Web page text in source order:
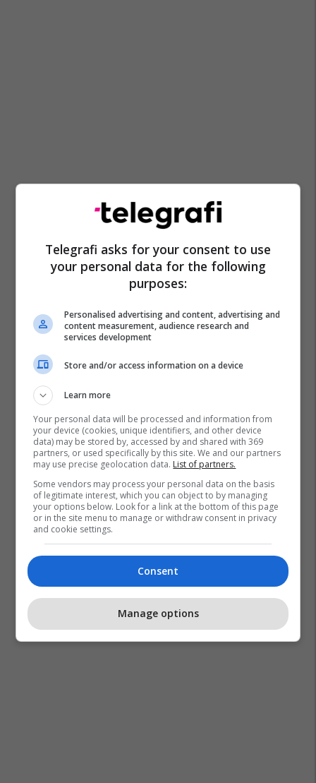
Sporti Në Rajonin E Gjilanit
Superliga E Kosovës Në Basketboll
Telegrafi asks for your consent to use
your personal data for the following
purposes:
Personalised advertising and content, advertising and
content measurement, audience research and
services development
Store and/or access information on a device
Learn more
Your personal data will be processed and information from
your device (cookies, unique identifiers, and other device
data) may be stored by, accessed by and shared with 369
partners, or used specifically by this site. We and our partners
may use precise geolocation data. List of partners.
Some vendors may process your personal data on the basis
of legitimate interest, which you can object to by managing
your options below. Look for a link at the bottom of this page
or in the site menu to manage or withdraw consent in privacy
and cookie settings.
Consent
Manage options